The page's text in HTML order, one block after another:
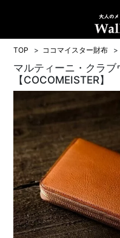
TOP ココマイスター財布
マルティーニ・クラ
【COCOMEISTER】